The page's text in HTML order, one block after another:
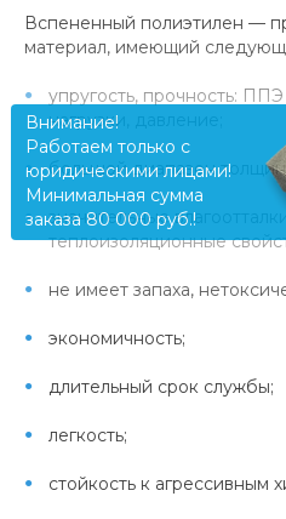
Вспененный полиэтилен —
материал, имеющий
упругость, прочность:
нагрузки, давление;
большой диапазон
значительные
теплоизоляционные
не имеет запаха,
экономичность;
длительный срок службы;
легкость;
стойкость к агрессивным
Внимание!
Работаем только с
юридическими лицами!
Минимальная сумма
заказа 80 000 руб.!